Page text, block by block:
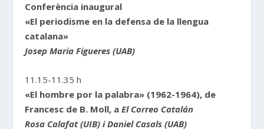
Conferència inaugural
«El periodisme en la defensa de la llengua
catalana»
Josep Maria Figueres (UAB)
11.15-11.35 h
«El hombre por la palabra» (1962-1964), de
Francesc de B. Moll, aEl Correo Catalán
Rosa Calafat (UIB) i Daniel Casals (UAB)